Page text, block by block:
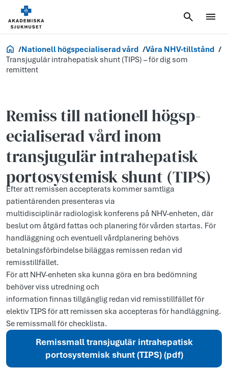
Vårdgivare
Nationell högspecialiserad vård
Våra NHV-tillstånd
Transjugulär intrahepatisk shunt (TIPS) – för dig som
remittent
Remiss till natio­nell högsp­
ecia­liserad vård inom
transjugulär intrahepatisk
portosystemisk shunt (TIPS)
Efter att remissen accepterats kommer samtliga
patientärenden presenteras via
multidisciplinär radiologisk konferens på NHV-enheten, där
beslut om åtgärd fattas och planering för vården startas. För
handläggning och eventuell vårdplanering behövs
betalningsförbindelse biläggas remissen redan vid
remisstillfället.
För att NHV-enheten ska kunna göra en bra bedömning
behöver viss utredning och
information finnas tillgänglig redan vid remisstillfället för
elektiv TIPS för att remissen ska accepteras för handläggning.
Se remissmall för checklista.
Remissmall transjugulär intrahepatisk
portosystemisk shunt (TIPS) (pdf)